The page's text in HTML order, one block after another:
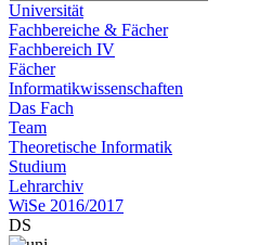
Universität
Fachbereiche & Fächer
Fachbereich IV
Fächer
Informatikwissenschaften
Das Fach
Team
Theoretische Informatik
Studium
Lehrarchiv
WiSe 2016/2017
DS